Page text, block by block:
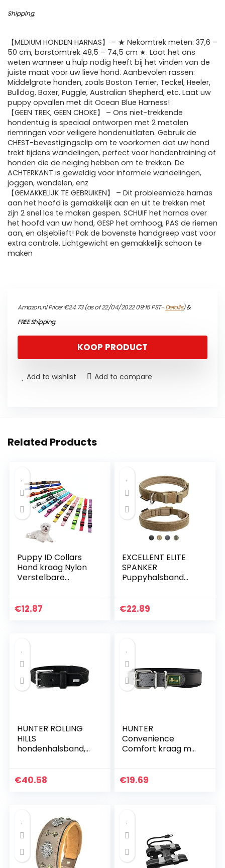
Shipping.
【MEDIUM HONDEN HARNAS】 – ★ Nekomtrek meten: 37,6 –
50 cm, borstomtrek 48,5 – 74,5 cm ★. Laat het ons
weten wanneer u hulp nodig heeft bij het vinden van de
juiste maat voor uw lieve hond. Aanbevolen rassen:
Middelgrote honden, zoals Boston Terrier, Teckel, Heeler,
Bulldog, Boxer, Puggle, Australian Shepherd, etc. Laat uw
puppy opvallen met dit Ocean Blue Harness!
【GEEN TREK, GEEN CHOKE】 – Ons niet-trekkende
hondentuig is speciaal ontworpen met 2 metalen
riemringen voor veiligere hondenuitlaten. Gebruik de
CHEST-bevestigingsclip om te voorkomen dat uw hond
trekt tijdens wandelingen, perfect voor hondentraining of
honden die de neiging hebben om te trekken. De
ACHTERKANT is geweldig voor informele wandelingen,
joggen, wandelen, enz
【GEMAKKELIJK TE GEBRUIKEN】 – Dit probleemloze harnas
aan het hoofd is gemakkelijk aan en uit te trekken met
zijn 2 snel los te maken gespen. SCHUIF het harnas over
het hoofd van uw hond, GESP het omhoog, PAS de riemen
aan, en alsjeblieft! Pak de bovenste handgreep vast voor
extra controle. Lichtgewicht en gemakkelijk schoon te
maken
Amazon.nl Price:€24.73(as of 22/04/2022 09:15 PST-Details)&
FREE Shipping.
KOOP PRODUCT
Add to wishlist Add to compare
Related Products
Puppy ID Collars
Hond kraag Nylon
Verstelbare
voor kleine honden
€12.87
EXCELLENT ELITE
SPANKER
Puppyhalsband
halsband met
€22.89
HUNTER ROLLING
HILLS
hondenhalsband,
fluweelachtig, 60
€40.58
HUNTER
Convenience
Comfort kraag met
€19.69